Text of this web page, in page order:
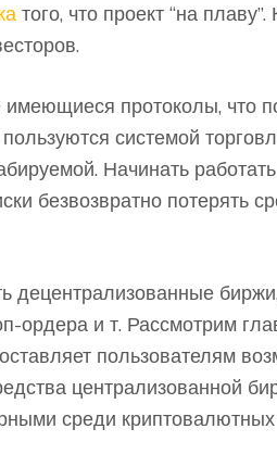
того, что проект “на
протоколы, что
пользуются системой
Начинать
безвозвратно потерять
децентрализованные
ордера и т. Рассмотрим
пользователям
централизованной
среди